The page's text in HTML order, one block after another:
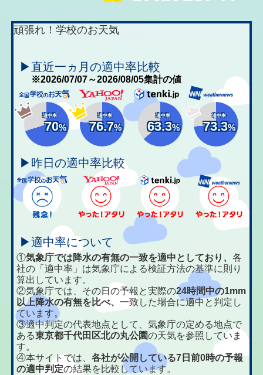
頑張れ！学校のお天気
▶直近一ヵ月の適中率比較
※2026/07/07～2026/08/05集計の値
適中率
70%
適中率
76.7%
適中率
63.3%
適中率
73.3%
▶昨日の適中率比較
▶適中率について
①気象庁では降水の有無の一致を適中としており、各
社の「適中率」は気象庁による検証方法の基準に則り
算出しています。
②気象庁では、その日の予報と実際の24時間中の1mm
以上降水の有無を比べ、一致した場合に適中と判定し
ています。
③適中判定の代表地点として、気象庁の定める地点で
ある東京都千代田区北の丸公園の天気を参照していま
す。
④本サイトでは、各社が公開している7日前0時の予報
の適中判定の結果を比較しています。